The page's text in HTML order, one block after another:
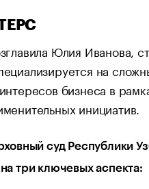
Юлия Иванова,
на
бизнеса в
инициатив.
суд Республики
три ключевых аспекта: